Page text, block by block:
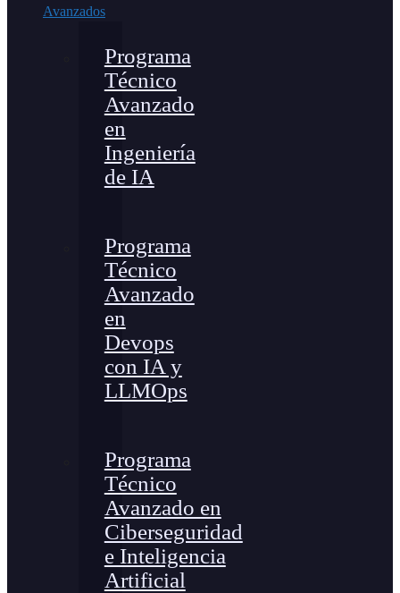
Avanzados
Programa
Técnico
Avanzado
en
Ingeniería
de IA
Programa
Técnico
Avanzado
en
Devops
con IA y
LLMOps
Programa
Técnico
Avanzado en
Ciberseguridad
e Inteligencia
Artificial